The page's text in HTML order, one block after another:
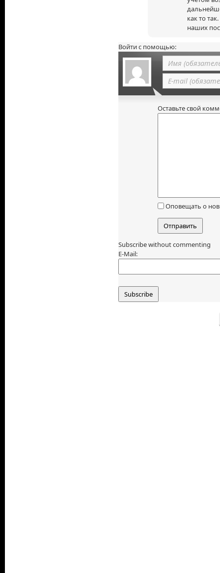
как то
наших
Войти с помощью:
Оставьте свой
Оповещать о
Subscribe without commenting
E-Mail: